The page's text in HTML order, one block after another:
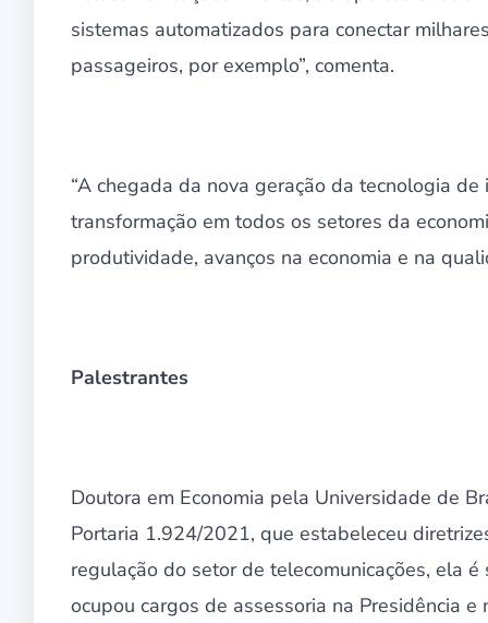
sistemas automatizados para conectar
passageiros, por exemplo”, comenta.
“A chegada da nova geração da tecnologia
transformação em todos os setores da
produtividade, avanços na economia e na
Palestrantes
Doutora em Economia pela Universidade de
Portaria 1.924/2021, que estabeleceu
regulação do setor de telecomunicações, ela
ocupou cargos de assessoria na Presidência